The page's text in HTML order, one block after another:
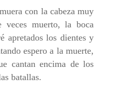
con la cabeza muy
muerto, la boca
apretados los dientes y
espero a la muerte,
cantan encima de los
batallas.